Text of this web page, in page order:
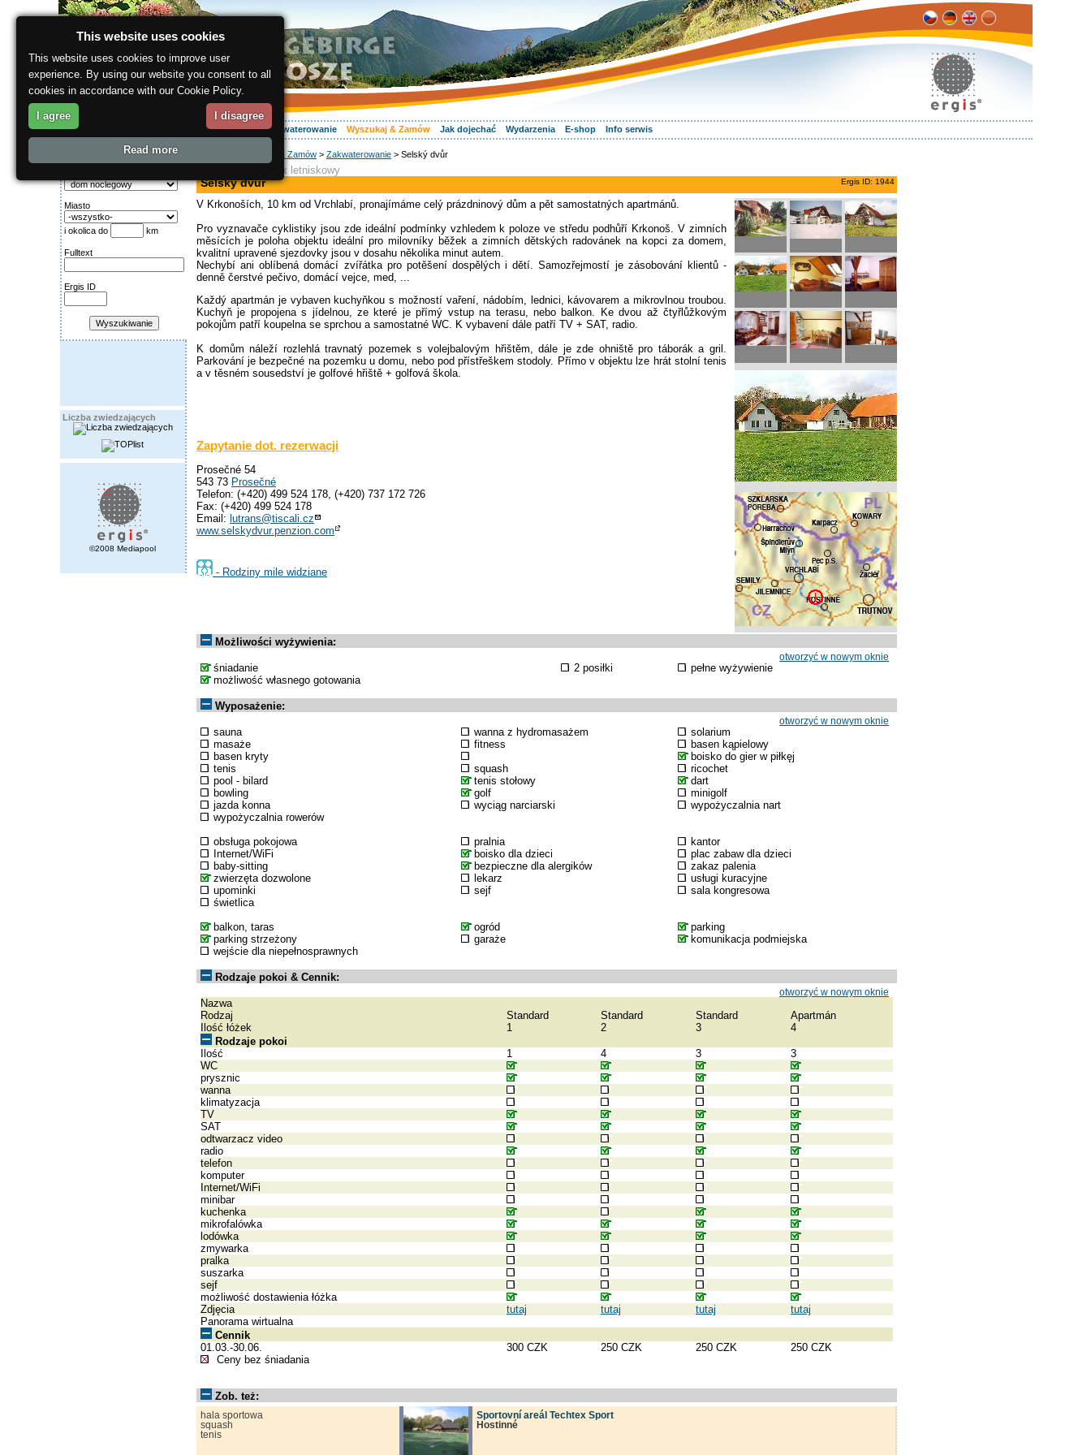
O regionie Wasz urlop Zakwaterowanie Wyszukaj & Zamów Jak dojechać Wydarzenia E-shop Info serwis
Wyszukiwanie:
Miasto
i okolica do km
Fulltext
Ergis ID
Liczba zwiedzających
©2008 Mediapool
Wyszukaj & Zamów > Zakwaterowanie > Selský dvůr
apartament, domek letniskowy
Ergis ID: 1944
Selský dvůr
V Krkonoších, 10 km od Vrchlabí, pronajímáme celý prázdninový dům a pět samostatných apartmánů.
Pro vyznavače cyklistiky jsou zde ideální podmínky vzhledem k poloze ve středu podhůří Krkonoš. V zimních
měsících je poloha objektu ideální pro milovníky běžek a zimních dětských radovánek na kopci za domem,
kvalitní upravené sjezdovky jsou v dosahu několika minut autem.
Nechybí ani oblíbená domácí zvířátka pro potěšení dospělých i dětí. Samozřejmostí je zásobování klientů -
denně čerstvé pečivo, domácí vejce, med, ...
Každý apartmán je vybaven kuchyňkou s možností vaření, nádobím, lednici, kávovarem a mikrovlnou troubou.
Kuchyň je propojena s jídelnou, ze které je přímý vstup na terasu, nebo balkon. Ke dvou až čtyřlůžkovým
pokojům patří koupelna se sprchou a samostatné WC. K vybavení dále patří TV + SAT, radio.
K domům náleží rozlehlá travnatý pozemek s volejbalovým hřištěm, dále je zde ohniště pro táborák a gril.
Parkování je bezpečné na pozemku u domu, nebo pod přístřeškem stodoly. Přímo v objektu lze hrát stolní tenis
a v těsném sousedství je golfové hřiště + golfová škola.
Zapytanie dot. rezerwacji
Prosečné 54
543 73 Prosečné
Telefon: (+420) 499 524 178, (+420) 737 172 726
Fax: (+420) 499 524 178
Email: lutrans@tiscali.cz
www.selskydvur.penzion.com
- Rodziny mile widziane
Możliwości wyżywienia:
otworzyć w nowym oknie
śniadanie 2 posiłki
pełne wyżywienie
możliwość własnego gotowania
Wyposażenie:
otworzyć w nowym oknie
sauna wanna z hydromasażem
solarium
masaże
fitness
basen kąpielowy
basen kryty
boisko do gier w piłkęj
tenis
squash
ricochet
pool - bilard
tenis stołowy
dart
bowling
golf
minigolf
jazda konna
wyciąg narciarski
wypożyczalnia nart
wypożyczalnia rowerów
obsługa pokojowa
pralnia
kantor
Internet/WiFi
boisko dla dzieci
plac zabaw dla dzieci
baby-sitting
bezpieczne dla alergików
zakaz palenia
zwierzęta dozwolone
lekarz
usługi kuracyjne
upominki
sejf
sala kongresowa
świetlica
balkon, taras
ogród
parking
parking strzeżony
garaże
komunikacja podmiejska
wejście dla niepełnosprawnych
Rodzaje pokoi & Cennik:
otworzyć w nowym oknie
Nazwa
Rodzaj
Standard Standard Standard
Apartmán
Ilość łóżek
1 2 3
4
Rodzaje pokoi
Ilość
1 4 3
3
WC
prysznic
wanna
klimatyzacja
TV
SAT
odtwarzacz video
radio
telefon
komputer
Internet/WiFi
minibar
kuchenka
mikrofalówka
lodówka
zmywarka
pralka
suszarka
sejf
możliwość dostawienia łóżka
Zdjęcia
tutaj tutaj tutaj
tutaj
Panorama wirtualna
Cennik
01.03.-30.06.
300 CZK 250 CZK 250 CZK
250 CZK
Ceny bez śniadania
Zob. też:
hala sportowa
squash
tenis
Sportovní areál Techtex Sport
Hostinné
This website uses cookies
This website uses cookies to improve user
experience. By using our website you consent to all
cookies in accordance with our Cookie Policy.
I agree I disagree
Read more